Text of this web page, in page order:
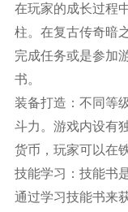
在玩家的成长过程
柱。在复古传奇暗
完成任务或是参加
书。
装备打造：不同等
斗力。游戏内设有
货币，玩家可以在
技能学习：技能书
通过学习技能书来